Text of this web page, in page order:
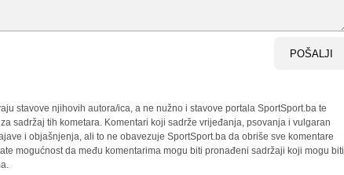
POŠALJI
stavove njihovih autora/ica, a ne nužno i stavove portala SportSport.ba te
sadržaj tih kometara. Komentari koji sadrže vrijeđanja, psovanja i vulgaran
i objašnjenja, ali to ne obavezuje SportSport.ba da obriše sve komentare
mogućnost da među komentarima mogu biti pronađeni sadržaji koji mogu biti